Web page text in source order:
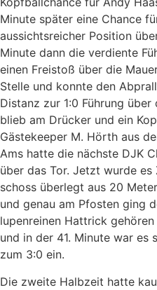
Minute später eine Chance
aussichtsreicher Position
Minute dann die verdiente
einen Freistoß über die
Stelle und konnte den
Distanz zur 1:0 Führung
blieb am Drücker und ein
Gästekeeper M. Hörth aus
Ams hatte die nächste DJK
über das Tor. Jetzt wurde
schoss überlegt aus 20
und genau am Pfosten ging
lupenreinen Hattrick
und in der 41. Minute war es
zum 3:0 ein.
Die zweite Halbzeit hatte